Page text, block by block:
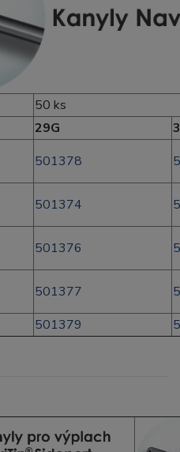
50 ks
29G
501378
501374
501376
501377
501379